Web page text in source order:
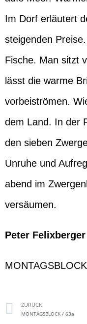
Im Dorf erläutert
steigenden
Fische. Man sitzt
lässt die warme
vorbeiströmen.
dem Land. In der
den sieben
Unruhe und
abend im
versäumen.
Peter Felixberger
ZURÜCK
MONTAGSBLOCK / 63a